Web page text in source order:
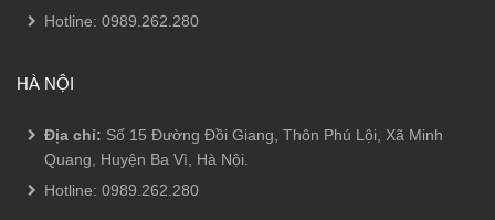
Hotline: 0989.262.280
HÀ NỘI
Địa chỉ: Số 15 Đường Đồi Giang, Thôn Phú Lội, Xã Minh
Quang, Huyện Ba Vì, Hà Nội.
Hotline: 0989.262.280